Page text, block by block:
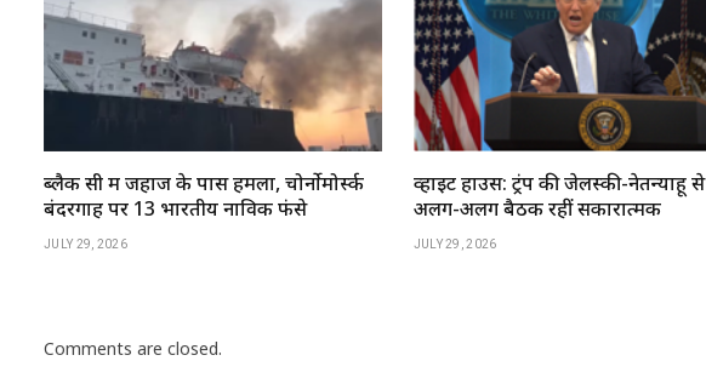
ब्लैक सी में जहाज के पास हमला, चोर्नोमोर्स्क
बंदरगाह पर 13 भारतीय नाविक फंसे
JULY 29, 2026
व्हाइट हाउस: ट्रंप की जेलेंस्की-नेतन्याहू से
अलग-अलग बैठकें रहीं सकारात्मक
JULY 29, 2026
Comments are closed.